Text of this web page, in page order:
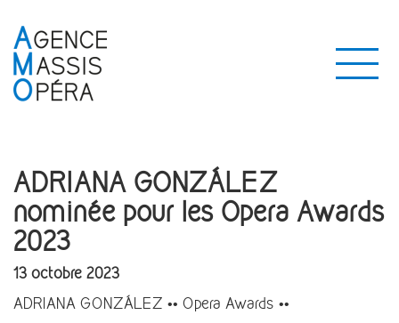
ADRIANA GONZÁLEZ
nominée pour les Opera Awards
2023
13 octobre 2023
ADRIANA GONZÁLEZ •• Opera Awards ••